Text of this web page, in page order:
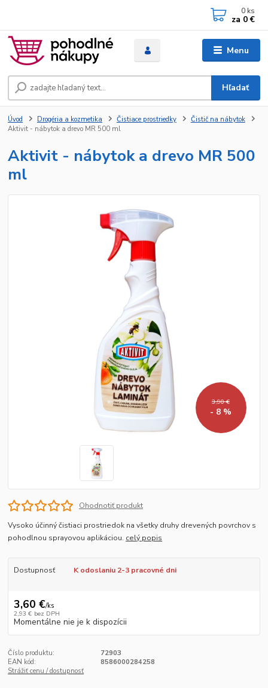
Menu
Hľadať
0 ks
za 0 €
Úvod Drogéria a kozmetika Čistiace prostriedky
Čistič na nábytok
Aktivit - nábytok a drevo MR 500 ml
Aktivit - nábytok a drevo MR 500
ml
3,90 €
- 8 %
Ohodnotiť produkt
Vysoko účinný čistiaci prostriedok na všetky druhy drevených povrchov s
pohodlnou sprayovou aplikáciou. celý popis
Dostupnosť K odoslaniu 2-3 pracovné dni
3,60 €/ks
2,93 € bez DPH
Momentálne nie je k dispozícii
Číslo produktu:
72903
EAN kód:
8586000284258
Strážiť cenu / dostupnosť